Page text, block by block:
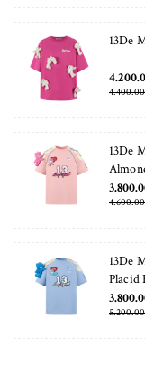
13De
13De
13De
Placid